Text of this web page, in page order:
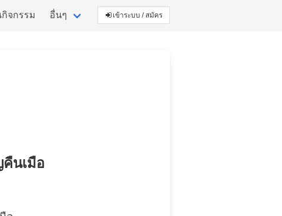
จกรรม อื่นๆ เข้าระบบ / สมัคร
คืนเมือ